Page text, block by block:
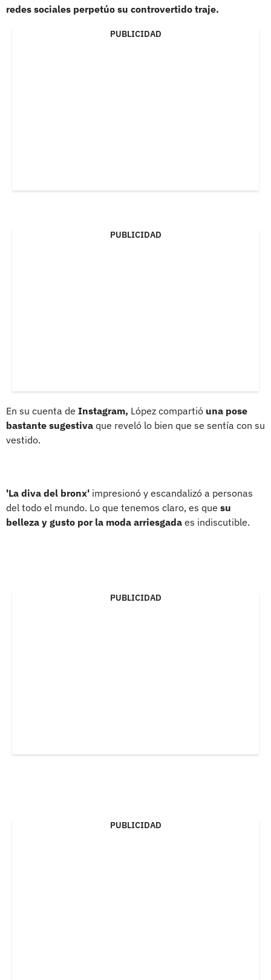
redes sociales perpetúo su controvertido traje.
PUBLICIDAD
PUBLICIDAD
En su cuenta de Instagram, López compartió una pose
bastante sugestiva que reveló lo bien que se sentía con su
vestido.
'La diva del bronx' impresionó y escandalizó a personas
del todo el mundo. Lo que tenemos claro, es que su
belleza y gusto por la moda arriesgada es indiscutible.
PUBLICIDAD
PUBLICIDAD